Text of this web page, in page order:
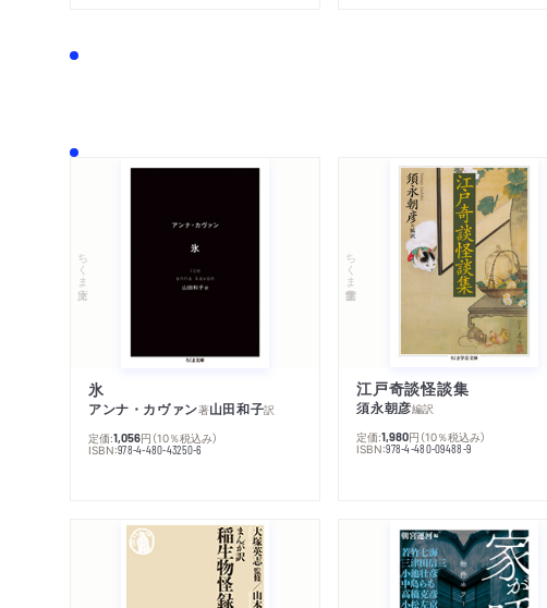
ちくま文庫
氷
アンナ・カヴァン著山田和子訳
定価:1,056円 （10％税込み）
ISBN:978-4-480-43250-6
ちくま学芸文庫
江戸奇談怪談集
須永朝彦編訳
定価:1,980円 （10％税込み）
ISBN:978-4-480-09488-9